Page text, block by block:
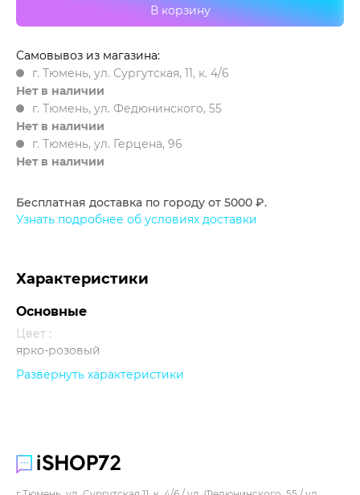
В корзину
Самовывоз из магазина:
г. Тюмень, ул. Сургутская, 11, к. 4/6
Нет в наличии
г. Тюмень, ул. Федюнинского, 55
Нет в наличии
г. Тюмень, ул. Герцена, 96
Нет в наличии
Бесплатная доставка по городу от 5000 ₽.
Узнать подробнее об условиях доставки
Характеристики
Основные
Цвет :
ярко-розовый
Прочее
Развернуть характеристики